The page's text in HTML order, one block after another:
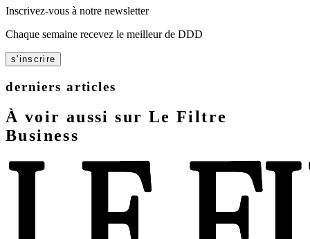
Inscrivez-vous à notre newsletter
Chaque semaine recevez le meilleur de DDD
s'inscrire
derniers articles
À voir aussi sur Le Filtre
Business